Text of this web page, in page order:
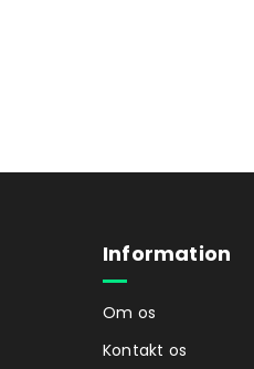
Information
Om os
Kontakt os